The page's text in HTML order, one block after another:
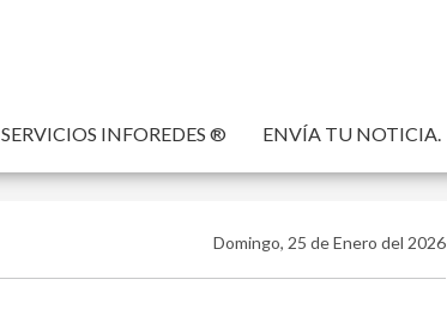
SERVICIOS INFOREDES ® ENVÍA TU NOTICIA.
Domingo, 25 de Enero del 2026